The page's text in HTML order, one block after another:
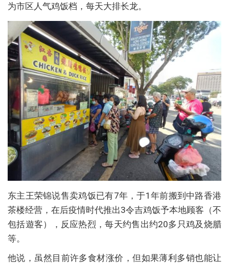
为市区人气鸡饭档，每天大排长龙。
东主王荣锦说售卖鸡饭已有7年，于1年前搬到中路香港
茶楼经营，在后疫情时代推出3令吉鸡饭予本地顾客（不
包括遊客），反应热烈，每天约售出约20多只鸡及烧腊
等。
他说，虽然目前许多食材涨价，但如果薄利多销也能让